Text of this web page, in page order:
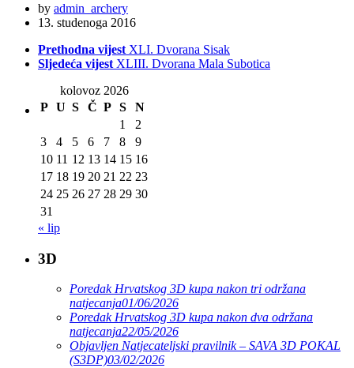
by admin_archery
13. studenoga 2016
Prethodna vijest XLI. Dvorana Sisak
Sljedeća vijest XLIII. Dvorana Mala Subotica
kolovoz 2026
P U S Č P S
N
1
2
3
4 5 6 7 8
9
10 11 12 13 14 15 16
17 18 19 20 21 22 23
24 25 26 27 28 29 30
31
« lip
3D
Poredak Hrvatskog 3D kupa nakon tri održana
natjecanja01/06/2026
Poredak Hrvatskog 3D kupa nakon dva održana
natjecanja22/05/2026
Objavljen Natjecateljski pravilnik – SAVA 3D POKAL
(S3DP)03/02/2026